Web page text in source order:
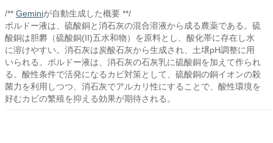
/** Geminiが自動生成した概要 **/
ボルドー液は、硫酸銅と消石灰の混合溶液から成る農薬である。硫
酸銅は胆礬（硫酸銅(II)五水和物）を原料とし、酸化帯に存在し水
に溶けやすい。消石灰は炭酸石灰から生成され、土壌pH調整に用
いられる。ボルドー液は、消石灰の石灰乳に硫酸銅を加えて作られ
る。酸性条件で活発になるカビ対策として、硫酸銅の銅イオンの殺
菌力を利用しつつ、消石灰でアルカリ性にすることで、酸性環境を
好むカビの繁殖を抑える効果が期待される。